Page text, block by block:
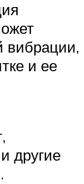
вибрации,
и ее
другие